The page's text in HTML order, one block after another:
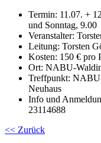
Termin: 11.07. +
und Sonntag,
Veranstalter:
Leitung: Torsten
Kosten: 150 € pro
Ort: NABU-
Treffpunkt:
Neuhaus
Info und
23114688
<< Zurück